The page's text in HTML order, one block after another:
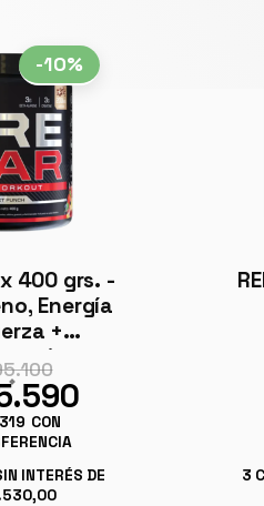
-10%
x 400 grs. -
Energía
+
CON
INTERÉS DE
3